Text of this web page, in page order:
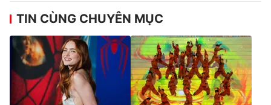
TIN CÙNG CHUYÊN MỤC